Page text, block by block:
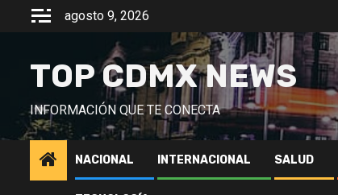
agosto 9, 2026
TOP CDMX NEWS
INFORMACIÓN QUE TE CONECTA
NACIONAL INTERNACIONAL SALUD